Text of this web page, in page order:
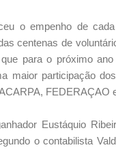
o empenho de
centenas de
para o próximo
maior participação
FEDERAÇAO
Eustáquio
o contabilista